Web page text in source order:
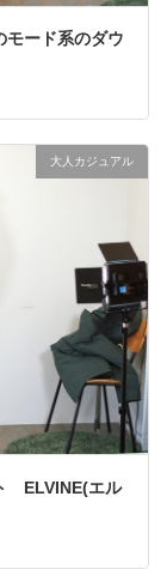
モード系のダウ
大人カジュアル
ELVINE(エル